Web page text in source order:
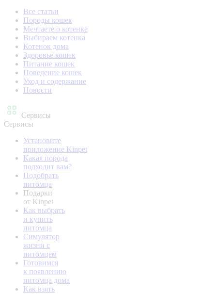
Все статьи
Породы кошек
Мечтаете о котенке
Выбираем котенка
Котенок дома
Здоровье кошек
Питание кошек
Поведение кошек
Уход и содержание
Новости
Сервисы
Сервисы
Установите
приложение Kinpet
Какая порода
подходит вам?
Подобрать
питомца
Подарки
от Kinpet
Как выбрать
и купить
питомца
Симулятор
жизни с
питомцем
Готовимся
к появлению
питомца дома
Как взять